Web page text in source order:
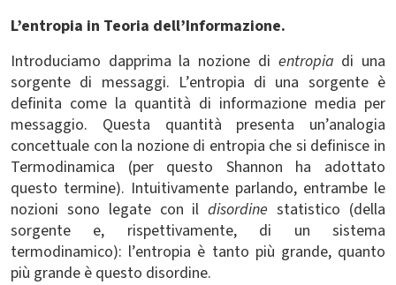
L’entropia in Teoria dell’Informazione.
Introduciamo dapprima la nozione di entropia di una
sorgente di messaggi. L’entropia di una sorgente è
definita come la quantità di informazione media per
messaggio. Questa quantità presenta un’analogia
concettuale con la nozione di entropia che si definisce in
Termodinamica (per questo Shannon ha adottato
questo termine). Intuitivamente parlando, entrambe le
nozioni sono legate con ildisordine statistico (della
sorgente e, rispettivamente, di un sistema
termodinamico): l’entropia è tanto più grande, quanto
più grande è questo disordine.